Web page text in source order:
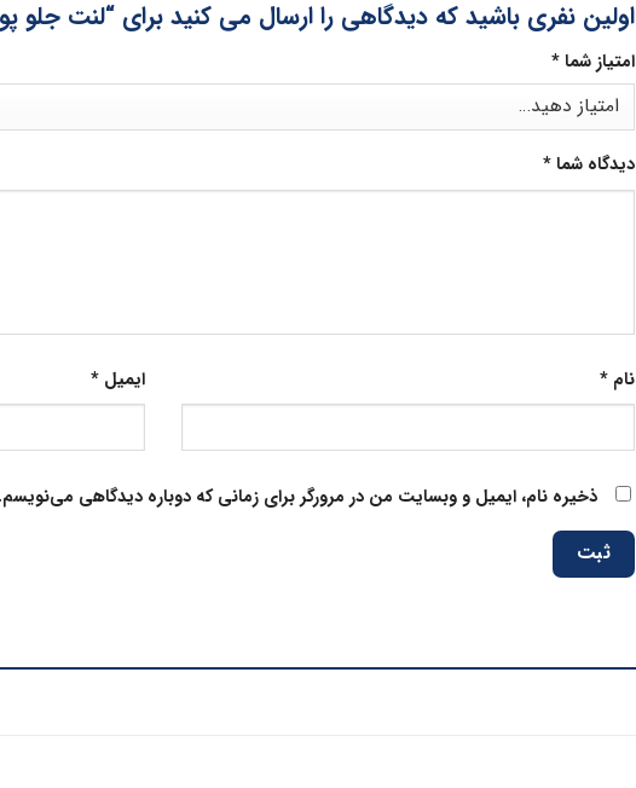
اولین نفری باشید که دیدگاهی را ارسال می کنید برای “لنت جلو پورشه
امتیاز شما*
دیدگاه شما*
نام * ایمیل*
ذخیره نام، ایمیل و وبسایت من در مرورگر برای زمانی که دوباره دیدگاهی می‌نویسم.